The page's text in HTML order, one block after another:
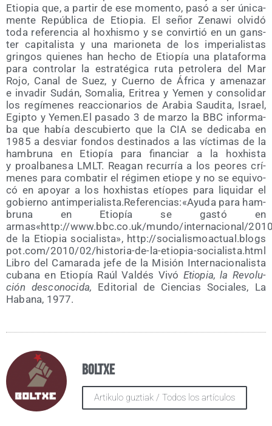
Etio­pia que, a par­tir de ese momen­to, pasó a ser úni­ca­
men­te Repú­bli­ca de Etio­pia. El señor Zena­wi olvi­dó
toda refe­ren­cia al hoxhis­mo y se con­vir­tió en un gans­
ter capi­ta­lis­ta y una mario­ne­ta de los impe­ria­lis­tas
grin­gos quie­nes han hecho de Etio­pía una pla­ta­for­ma
para con­tro­lar la estra­té­gi­ca ruta petro­le­ra del Mar
Rojo, Canal de Suez, y Cuerno de Áfri­ca y ame­na­zar
e inva­dir Sudán, Soma­lia, Eri­trea y Yemen y con­so­li­dar
los regí­me­nes reac­cio­na­rios de Ara­bia Sau­di­ta, Israel,
Egip­to y Yemen.El pasa­do 3 de mar­zo la BBC infor­ma­
ba que había des­cu­bier­to que la CIA se dedi­ca­ba en
1985 a des­viar fon­dos des­ti­na­dos a las víc­ti­mas de la
ham­bru­na en Etio­pía para finan­ciar a la hoxhis­ta
y proal­ba­ne­sa LMLT. Reagan recu­rría a los peo­res crí­
me­nes para com­ba­tir el régi­men etio­pe y no se equi­vo­
có en apo­yar a los hoxhis­tas etío­pes para liqui­dar el
gobierno antimperialista.Referencias:«Ayuda para ham­
bru­na en Etio­pía se gas­tó en
armas«http://www.bbc.co.uk/mundo/internacional/
de la Etio­pia socia­lis­ta», http://​socia​lis​moac​tual​.blogs​
pot​.com/​2​0​1​0​/​0​2​/​h​i​s​t​o​r​i​a​-​d​e​-​l​a​-​e​t​i​o​p​i​a​-​s​o​c​i​a​l​i​s​t​a​.​h​t​m​l​
L​i​bro del Cama­ra­da jefe de la Misión Inter­na­cio­na­lis­ta
cuba­na en Etio­pía Raúl Val­dés Vivó Etio­pia, la Revo­lu­
ción des­co­no­ci­da, Edi­to­rial de Cien­cias Socia­les, La
Haba­na, 1977.
Boltxe
Artikulo guztiak / Todos los artículos